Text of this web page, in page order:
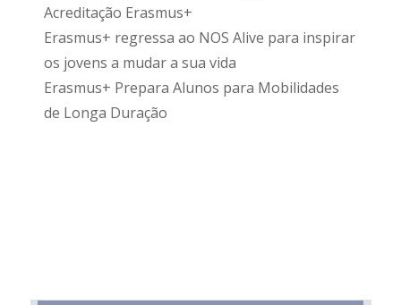
Acreditação Erasmus+
Erasmus+ regressa ao NOS Alive para inspirar
os jovens a mudar a sua vida
Erasmus+ Prepara Alunos para Mobilidades
de Longa Duração